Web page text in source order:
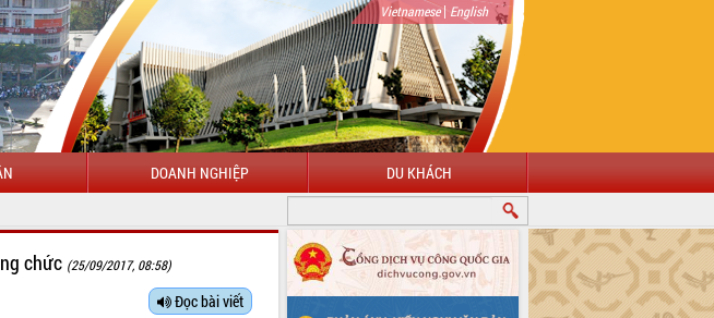
Vietnamese| English
DOANH NGHIỆP DU KHÁCH
CHÀO MỪNG ĐẾN VỚI CỔNG THÔNG TIN ĐIỆN TỬ TỈNH ĐẮK LẮK
chức (25/09/2017, 08:58)
Đọc bài viết